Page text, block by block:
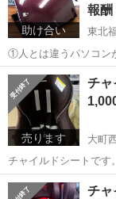
助け合い
報酬
東北
①人とは違うパソコンが欲しい ②何とか安価にて
い ③中古パソコンが欲しい ④カスタムパソコン（ゲーミング・CAD・宮城 仙台市
動画編集
売ります
チャ
大町
チャイルドシートです
洗濯してます。 早く取引できる方、取りに来られる方、よろしくお願
いします。
宮城 仙台市
チャ